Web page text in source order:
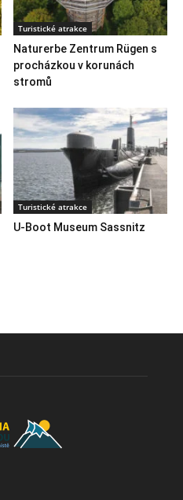
Turistické atrakce
Naturerbe Zentrum Rügen s
procházkou v korunách
stromů
Turistické atrakce
U-Boot Museum Sassnitz